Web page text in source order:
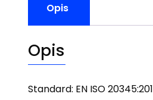
Opis
Opis
Standard: EN ISO